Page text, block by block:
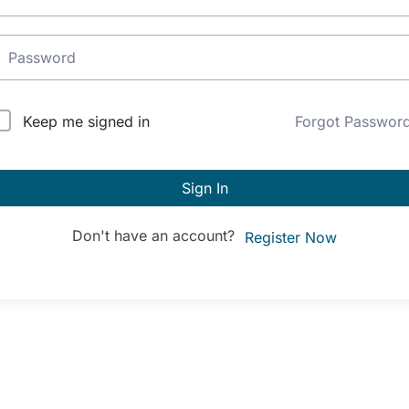
Keep me signed in Forgot
Sign In
Don't have an account? Register Now